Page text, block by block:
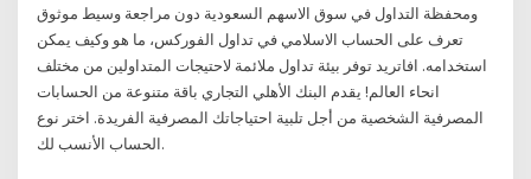
ومحفظة التداول في سوق الاسهم السعودية دون مراجعة وسيط موثوق
تعرف على الحساب الاسلامي في تداول الفوركس، ما هو وكيف يمكن
استخدامه. افاتريد توفر بيئة تداول ملائمة لاحتيجات المتداولين من مختلف
انحاء العالم! يقدم البنك الأهلي التجاري باقة متنوعة من الحسابات
المصرفية الشخصية من أجل تلبية احتياجاتك المصرفية الفريدة. اختر نوع
الحساب الأنسب لك.